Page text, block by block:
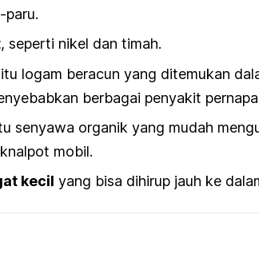
paru.
, seperti nikel dan timah.
logam beracun yang ditemukan
berbagai penyakit
senyawa organik yang mudah
mobil.
kecil yang bisa dihirup jauh ke